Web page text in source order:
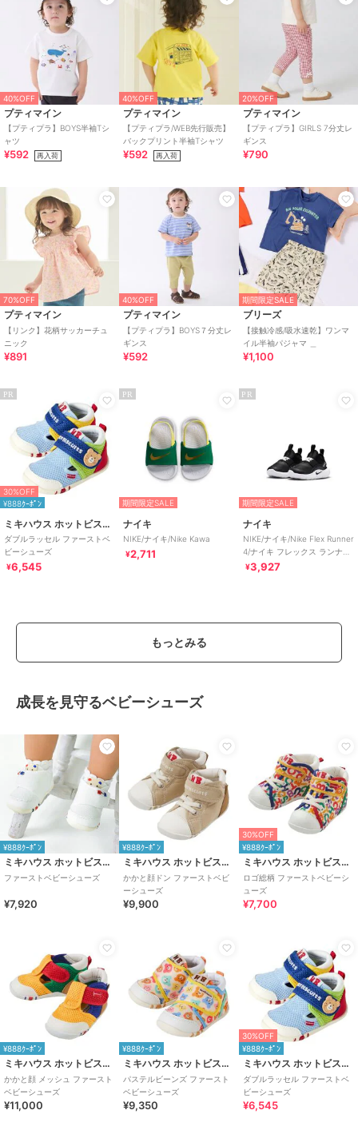
40%OFF
プティマイン
【プティプラ】BOYS半袖Tシ
ャツ
¥592 再入荷
40%OFF
プティマイン
【プティプラ/WEB先行販売】
バックプリント半袖Tシャツ
¥592 再入荷
20%OFF
プティマイン
【プティプラ】GIRLS 7分丈レ
ギンス
¥790
70%OFF
プティマイン
【リンク】花柄サッカーチュ
ニック
¥891
40%OFF
プティマイン
【プティプラ】BOYS７分丈レ
ギンス
¥592
期間限定SALE
ブリーズ
【接触冷感/吸水速乾】ワンマ
¥1,100
PR
30%OFF
¥888ｸｰﾎﾟﾝ
ミキハウス ホットビスケッツ
ダブルラッセル ファーストベ
ビーシューズ
¥6,545
PR
期間限定SALE
ナイキ
NIKE/ナイキ/Nike Kawa
¥2,711
PR
期間限定SALE
ナイキ
NIKE/ナイキ/Nike Flex Runner
4/ナイキ フレックス ランナー
4¥3,927
もっとみる
成長を見守るベビーシューズ
¥888ｸｰﾎﾟﾝ
ミキハウス ホットビスケッツ
ファーストベビーシューズ
¥7,920
¥888ｸｰﾎﾟﾝ
ミキハウス ホットビスケッツ
かかと顔ドン ファーストベビ
ーシューズ
¥9,900
30%OFF
¥888ｸｰﾎﾟﾝ
ミキハウス ホットビスケッツ
ロゴ総柄 ファーストベビーシ
ューズ
¥7,700
¥888ｸｰﾎﾟﾝ
ミキハウス ホットビスケッツ
かかと顔 メッシュ ファースト
ベビーシューズ
¥11,000
¥888ｸｰﾎﾟﾝ
ミキハウス ホットビスケッツ
パステルビーンズ ファースト
ベビーシューズ
¥9,350
30%OFF
¥888ｸｰﾎﾟﾝ
ミキハウス ホットビスケッツ
ダブルラッセル ファーストベ
ビーシューズ
¥6,545